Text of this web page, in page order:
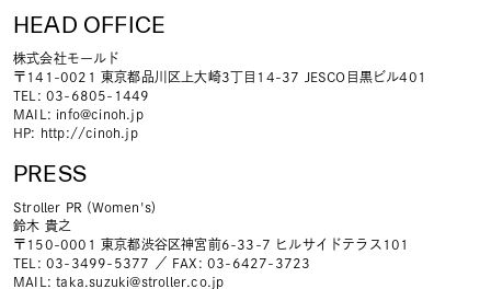
HEAD OFFICE
株式会社モールド
〒141-0021 東京都品川区上大崎3丁目14-37 JESCO目黒ビル401
TEL: 03-6805-1449
MAIL: info@cinoh.jp
HP: http://cinoh.jp
PRESS
Stroller PR (Women's)
鈴木 貴之
〒150-0001 東京都渋谷区神宮前6-33-7 ヒルサイドテラス101
TEL: 03-3499-5377 ／ FAX: 03-6427-3723
MAIL:taka.suzuki@stroller.co.jp